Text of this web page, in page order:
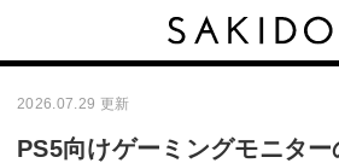
2026.07.29 更新
PS5向けゲーミングモニタ